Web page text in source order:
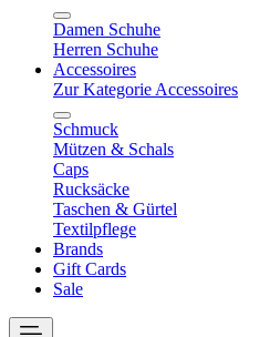
Damen Schuhe
Herren Schuhe
Accessoires
Zur Kategorie Accessoires
Schmuck
Mützen & Schals
Caps
Rucksäcke
Taschen & Gürtel
Textilpflege
Brands
Gift Cards
Sale